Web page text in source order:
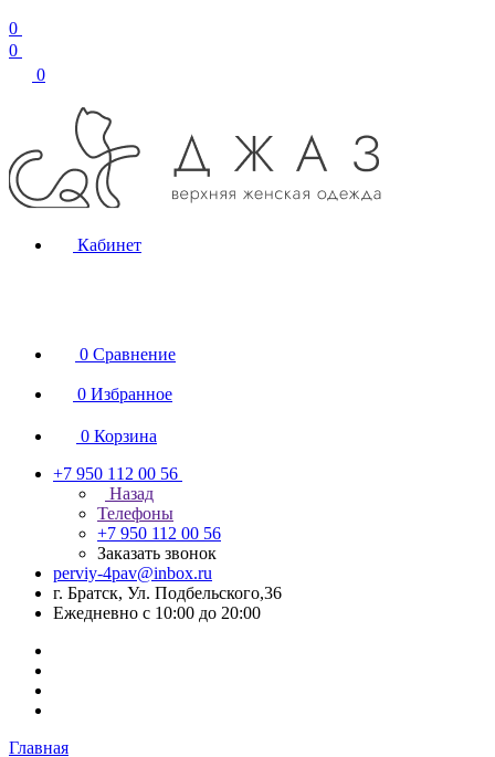
0
0
0
Кабинет
0 Сравнение
0 Избранное
0 Корзина
+7 950 112 00 56
Назад
Телефоны
+7 950 112 00 56
Заказать звонок
perviy-4pav@inbox.ru
г. Братск, Ул. Подбельского,36
Ежедневно с 10:00 до 20:00
Главная